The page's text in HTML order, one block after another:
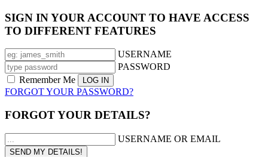
SIGN IN YOUR ACCOUNT TO HAVE ACCESS
TO DIFFERENT FEATURES
USERNAME
PASSWORD
Remember Me
FORGOT YOUR PASSWORD?
FORGOT YOUR DETAILS?
USERNAME OR EMAIL